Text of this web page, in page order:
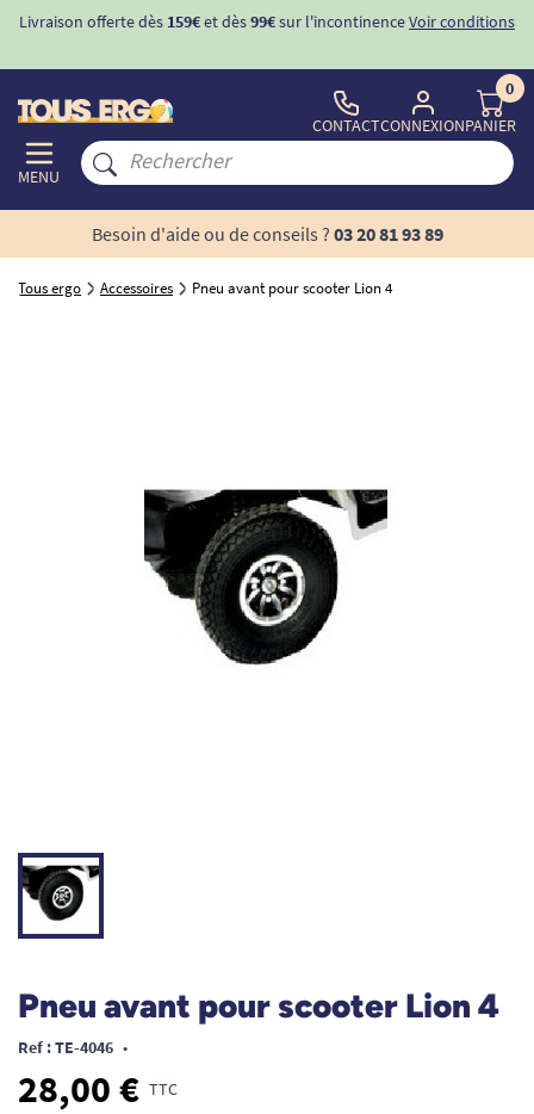
Livraison offerte dès 159€et dès99€sur l'incontinenceVoir conditions
MENU
CONTACTCONNEXION
0
PANIER
Besoin d'aide ou de conseils ? 03 20 81 93 89
Tous ergo Accessoires Pneu avant pour scooter Lion 4
Pneu avant pour scooter Lion 4
Ref : TE-4046 •
28,00 € TTC